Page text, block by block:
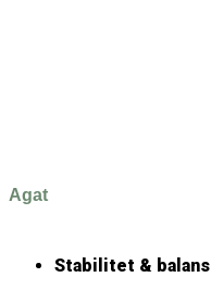
Agat
Stabilitet & balans